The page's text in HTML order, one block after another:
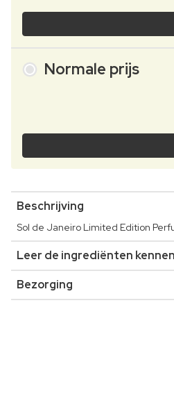
Normale prijs
Beschrijving
Sol de Janeiro Limited Edition
Leer de ingrediënten kennen
Bezorging